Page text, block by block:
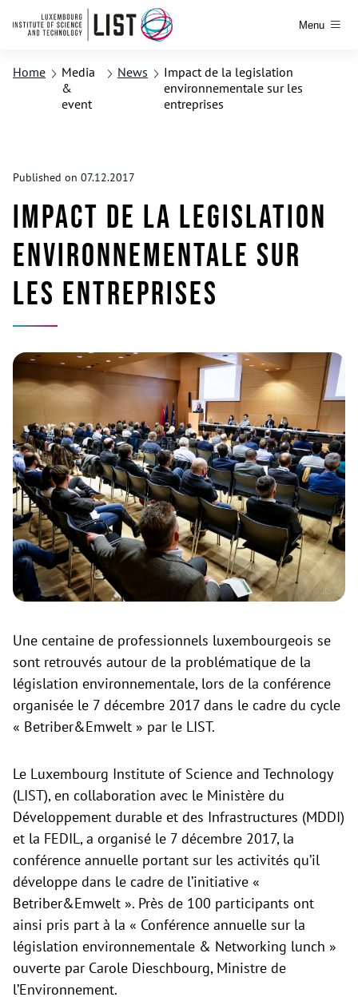
Menu
Home
Media
&
event
News
Impact de la legislation
environnementale sur les
entreprises
Published on 07.12.2017
Impact de la legislation
environnementale sur
les entreprises
Une centaine de professionnels luxembourgeois se
sont retrouvés autour de la problématique de la
législation environnementale, lors de la conférence
organisée le 7 décembre 2017 dans le cadre du cycle
« Betriber&Emwelt » par le LIST.
Le Luxembourg Institute of Science and Technology
(LIST), en collaboration avec le Ministère du
Développement durable et des Infrastructures (MDDI)
et la FEDIL, a organisé le 7 décembre 2017, la
conférence annuelle portant sur les activités qu’il
développe dans le cadre de l’initiative «
Betriber&Emwelt ». Près de 100 participants ont
ainsi pris part à la « Conférence annuelle sur la
législation environnementale & Networking lunch »
ouverte par Carole Dieschbourg, Ministre de
l’Environnement.